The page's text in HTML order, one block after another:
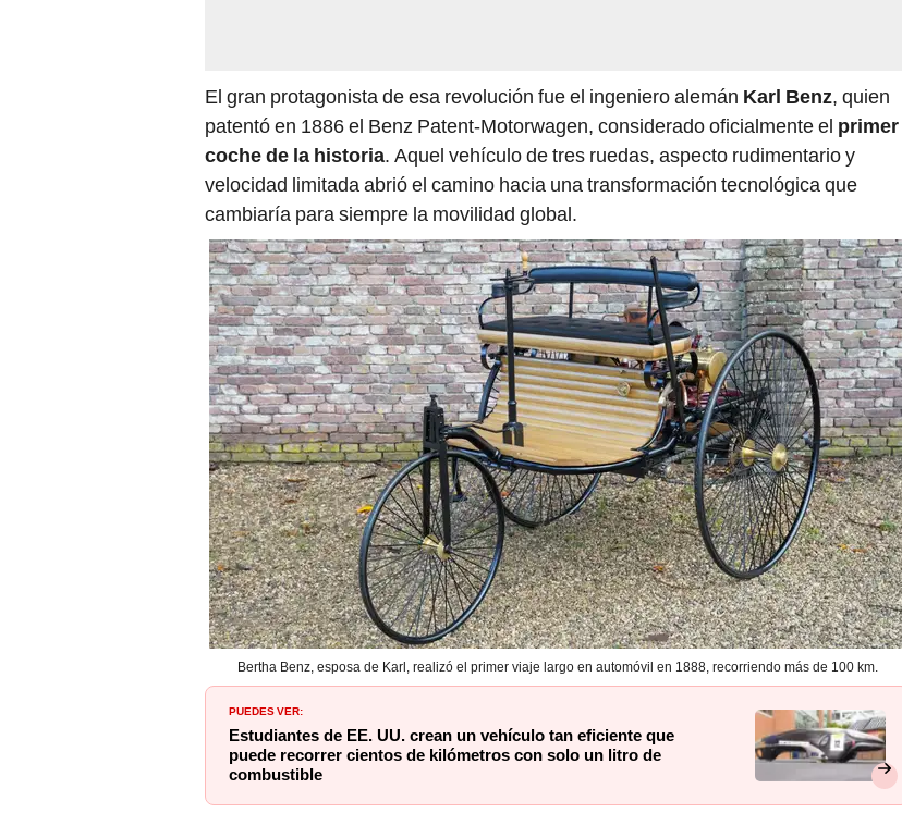
El gran protagonista de esa revolución fue el ingeniero alemán Karl Benz, quien
patentó en 1886 el Benz Patent-Motorwagen, considerado oficialmente el primer
coche de la historia. Aquel vehículo de tres ruedas, aspecto rudimentario y
velocidad limitada abrió el camino hacia una transformación tecnológica que
cambiaría para siempre la movilidad global.
Bertha Benz, esposa de Karl, realizó el primer viaje largo en automóvil en 1888, recorriendo más de 100 km.
PUEDES VER:
Estudiantes de EE. UU. crean un vehículo tan eficiente que
puede recorrer cientos de kilómetros con solo un litro de
combustible